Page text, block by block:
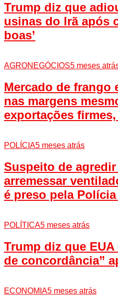
Trump diz que
usinas do Irã após
boas’
AGRONEGÓCIOS5 meses
Mercado de frango
nas margens
exportações
POLÍCIA5 meses atrás
Suspeito de
arremessar
é preso pela
POLÍTICA5 meses atrás
Trump diz que
de concordância”
ECONOMIA5 meses atrás